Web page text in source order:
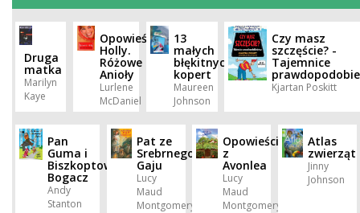
Druga
matka
Marilyn
Kaye
Opowieść
Holly.
Różowe
Anioły
Lurlene
McDaniel
13
małych
błękitnych
kopert
Maureen
Johnson
Czy masz
szczęście? -
Tajemnice
Kjartan Poskitt
Pan
Guma i
Biszkoptowy
Bogacz
Andy
Stanton
Pat ze
Srebrnego
Gaju
Lucy
Maud
Montgomery
Opowieści
z
Avonlea
Lucy
Maud
Montgomery
Atlas
zwierząt
Jinny
Johnson